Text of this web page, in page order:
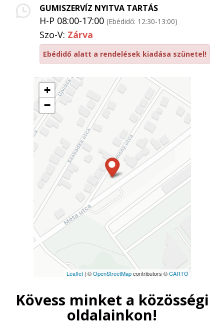
+
−
Leaflet| ©OpenStreetMapcontributors ©CARTO
GUMISZERVÍZ NYITVA TARTÁS
H-P 08:00-17:00 (Ebédidő: 12:30-13:00)
Szo-V: Zárva
Ebédidő alatt a rendelések kiadása szünetel!
Kövess minket a közösségi
oldalainkon!